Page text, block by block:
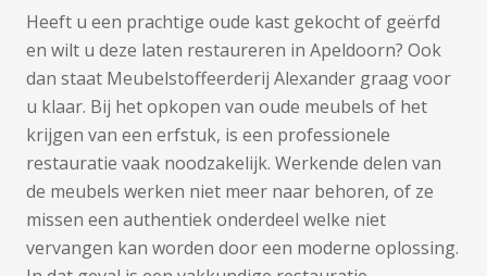
Heeft u een prachtige oude kast gekocht of geërfd
en wilt u deze laten restaureren in Apeldoorn? Ook
dan staat Meubelstoffeerderij Alexander graag voor
u klaar. Bij het opkopen van oude meubels of het
krijgen van een erfstuk, is een professionele
restauratie vaak noodzakelijk. Werkende delen van
de meubels werken niet meer naar behoren, of ze
missen een authentiek onderdeel welke niet
vervangen kan worden door een moderne oplossing.